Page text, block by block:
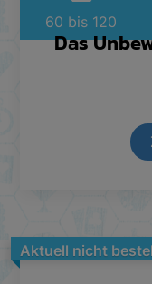
Das
60 bis 120
Aktuell nicht